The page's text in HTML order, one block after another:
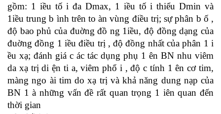
gồm: 1 iều tố i đa Dmax, 1 iều tố i thiểu Dmin và
1iều trung b ình trên to àn vùng điều trị; sự phân b ố ,
độ bao phủ của đuờng đồ ng 1iều, độ đồng dạng của
đuờng đồng 1 iều điều trị , độ đồng nhất của phân 1 i
ều xạ; đánh giá c ác tác dụng phụ 1 ên BN nhu viêm
da xạ trị di ện ti a, viêm phổ i , độ c tính 1 ên cơ tim,
màng ngo ài tim do xạ trị và khả năng dung nạp của
BN 1 à những vấn đề rất quan trọng 1 iên quan đến
thời gian